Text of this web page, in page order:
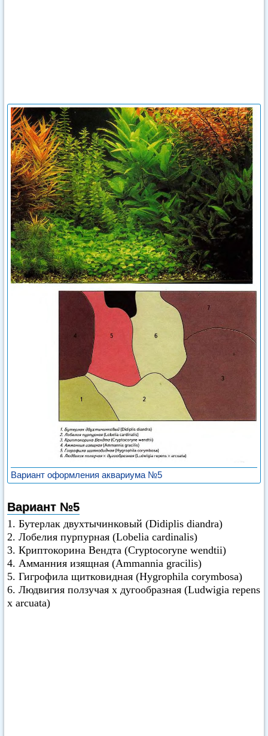
Вариант оформления аквариума №5
Вариант №5
1. Бутерлак двухтычинковый (Didiplis diandra)
2. Лобелия пурпурная (Lobelia cardinalis)
3. Криптокорина Вендта (Cryptocoryne wendtii)
4. Амманния изящная (Ammannia gracilis)
5. Гигрофила щитковидная (Hygrophila corymbosa)
6. Людвигия ползучая х дугообразная (Ludwigia repens
х arcuata)